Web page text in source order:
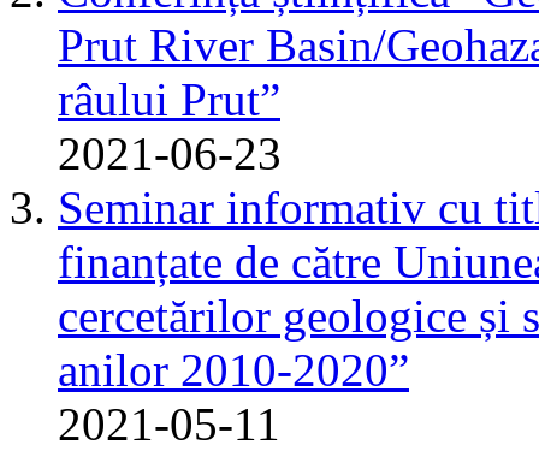
Prut River Basin/
râului Prut”
2021-06-23
Seminar informativ cu
finanțate de către
cercetărilor geologice și
anilor 2010-2020”
2021-05-11